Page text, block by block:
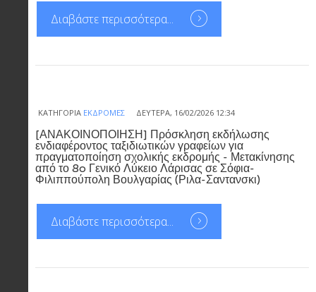
Διαβάστε περισσότερα...
ΚΑΤΗΓΟΡΊΑ ΕΚΔΡΟΜΈΣ ΔΕΥΤΈΡΑ, 16/02/2026 12:34
[ΑΝΑΚΟΙΝΟΠΟΙΗΣΗ] Πρόσκληση εκδήλωσης
ενδιαφέροντος ταξιδιωτικών γραφείων για
πραγματοποίηση σχολικής εκδρομής - Μετακίνησης
από το 8o Γενικό Λύκειο Λάρισας σε Σόφια-
Φιλιππούπολη Βουλγαρίας (Ριλα-Σαντανσκι)
Διαβάστε περισσότερα...